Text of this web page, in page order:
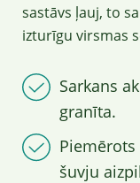
sastāvs ļauj, to
izturīgu virsmas
Sarkans
granīta.
šuvju